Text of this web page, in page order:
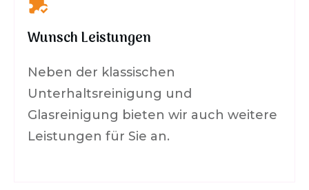
Wunsch Leistungen
Neben der klassischen
Unterhaltsreinigung und
Glasreinigung bieten wir auch weitere
Leistungen für Sie an.